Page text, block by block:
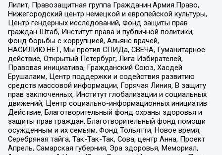
Лилит, Правозащитная группа Гражданин.Армия.Право,
Нижегородский центр немецкой и европейской культуры,
Центр гендерных исследований, Фонд защиты прав
граждан Штаб, Институт права и публичной политики,
Фонд борьбы с коррупцией, Альянс врачей,
НАСИЛИЮ.НЕТ, Мы против СПИДа, СВЕЧА, Гуманитарное
действие, Открытый Петербург, Лига Избирателей,
Правовая инициатива, Гражданский Союз, Хасдей
Ерушалаим, Центр поддержки и содействия развитию
средств массовой информации, Горячая Линия, В защиту
прав заключенных, Институт глобализации и социальных
движений, Центр социально-информационных инициатив
Действие, Благотворительный фонд охраны здоровья и
защиты прав граждан, Благотворительный фонд помощи
осужденным и их семьям, Фонд Тольятти, Новое время,
Серебряная тайга, Так-Так-Так, Сова, центр Анна, Проект
Апрель, Самарская губерния, Эра здоровья, Мемориал,